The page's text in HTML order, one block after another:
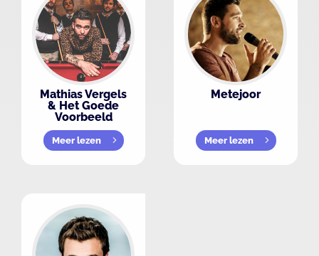
Mathias Vergels
& Het Goede
Voorbeeld
Meer lezen
Metejoor
Meer lezen